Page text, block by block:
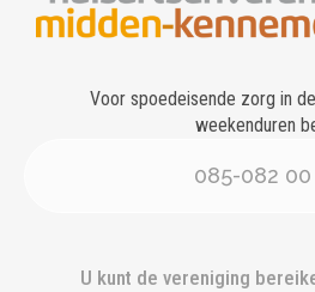
Voor spoedeisende zorg in
weekenduren
085-082
U kunt de vereniging